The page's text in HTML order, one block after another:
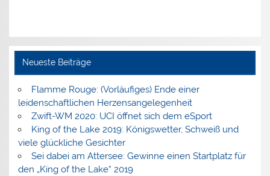
Neueste Beiträge
Flamme Rouge: (Vorläufiges) Ende einer
leidenschaftlichen Herzensangelegenheit
Zwift-WM 2020: UCI öffnet sich dem eSport
King of the Lake 2019: Königswetter, Schweiß und
viele glückliche Gesichter
Sei dabei am Attersee: Gewinne einen Startplatz für
den „King of the Lake“ 2019